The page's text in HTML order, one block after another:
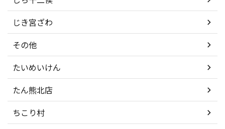
じき宮ざわ
その他
たいめいけん
たん熊北店
ちこり村